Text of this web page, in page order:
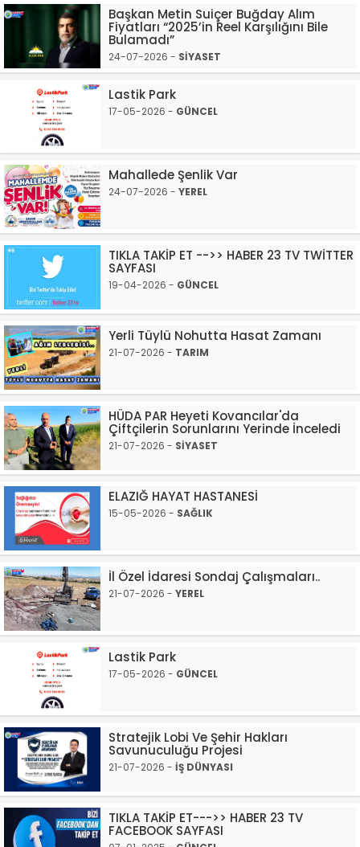
Başkan Metin Suiçer Buğday Alım
Fiyatları “2025’in Reel Karşılığını Bile
Bulamadı”
24-07-2026 - SİYASET
Lastik Park
17-05-2026 - GÜNCEL
Mahallede Şenlik Var
24-07-2026 - YEREL
TIKLA TAKİP ET -->> HABER 23 TV TWİTTER
SAYFASI
19-04-2026 - GÜNCEL
Yerli Tüylü Nohutta Hasat Zamanı
21-07-2026 - TARIM
HÜDA PAR Heyeti Kovancılar'da
Çiftçilerin Sorunlarını Yerinde İnceledi
21-07-2026 - SİYASET
ELAZIĞ HAYAT HASTANESİ
15-05-2026 - SAĞLIK
İl Özel İdaresi Sondaj Çalışmaları..
21-07-2026 - YEREL
Lastik Park
17-05-2026 - GÜNCEL
Stratejik Lobi Ve Şehir Hakları
Savunuculuğu Projesi
21-07-2026 - İŞ DÜNYASI
TIKLA TAKİP ET--->> HABER 23 TV
FACEBOOK SAYFASI